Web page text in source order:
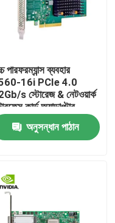
পারফরম্যান্স ব্যবহার
16i PCIe 4.0
s স্টোরেজ & নেটওয়ার্ক
কার্ড অ্যাডাপ্টার
জন্য
অনুসন্ধান পাঠান